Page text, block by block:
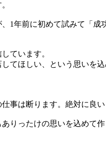
1年前に初めて試みて「成
ています。
てほしい、という思いを
事は断ります。絶対に良い
りったけの思いを込めて作